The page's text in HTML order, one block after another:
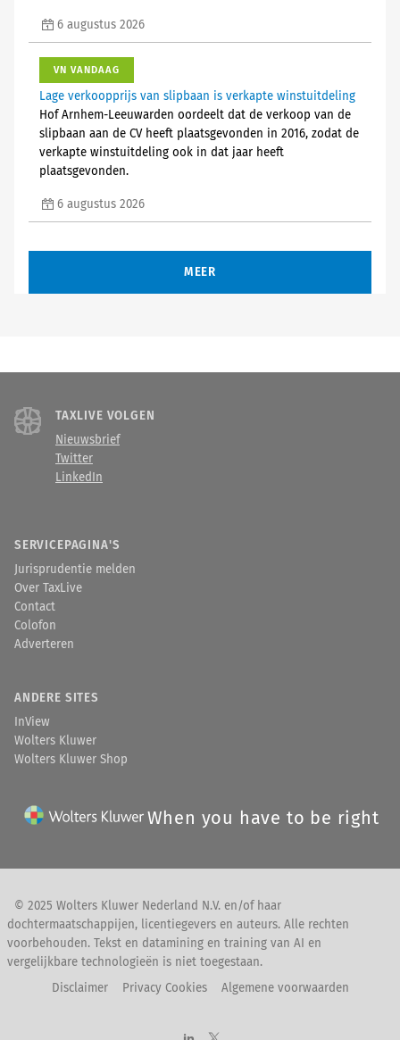
6 augustus 2026
VN VANDAAG
Lage verkoopprijs van slipbaan is verkapte winstuitdeling
Hof Arnhem-Leeuwarden oordeelt dat de verkoop van de
slipbaan aan de CV heeft plaatsgevonden in 2016, zodat de
verkapte winstuitdeling ook in dat jaar heeft
plaatsgevonden.
6 augustus 2026
MEER
TAXLIVE VOLGEN
Nieuwsbrief
Twitter
LinkedIn
SERVICEPAGINA'S
Jurisprudentie melden
Over TaxLive
Contact
Colofon
Adverteren
ANDERE SITES
InView
Wolters Kluwer
Wolters Kluwer Shop
When you have to be right
© 2025 Wolters Kluwer Nederland N.V. en/of haar
dochtermaatschappijen, licentiegevers en auteurs. Alle rechten
voorbehouden. Tekst en datamining en training van AI en
vergelijkbare technologieën is niet toegestaan.
Disclaimer
Privacy Cookies Algemene voorwaarden